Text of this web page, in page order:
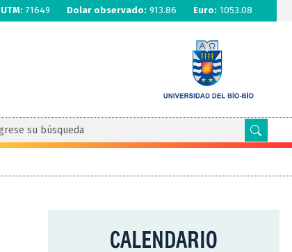
UTM: 71649 Dolar observado: 913.86 Euro: 1053.08
CALENDARIO